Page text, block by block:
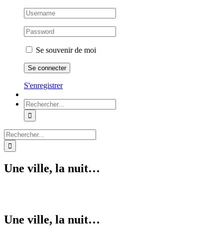
Se souvenir de moi
S'enregistrer
Rechercher:
Rechercher:
Une ville, la nuit…
Une ville, la nuit…